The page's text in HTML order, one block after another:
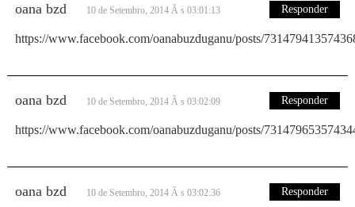
oana bzd 10 de Setembro, 2014 Ã s 03:01:13 Responder
https://www.facebook.com/oanabuzduganu/posts/
oana bzd 10 de Setembro, 2014 Ã s 03:02:09 Responder
https://www.facebook.com/oanabuzduganu/posts/
oana bzd 10 de Setembro, 2014 Ã s 03:02:36 Responder